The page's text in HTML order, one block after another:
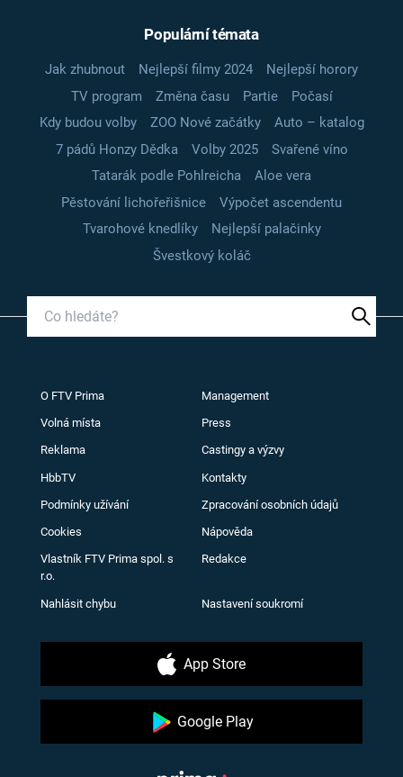
Populární témata
Jak zhubnout Nejlepší filmy 2024
Nejlepší horory
TV program
Změna času Partie
Počasí
Kdy budou volby
ZOO Nové začátky
Auto – katalog
7 pádů Honzy Dědka
Volby 2025
Svařené víno
Tatarák podle Pohlreicha
Aloe vera
Pěstování lichořeřišnice
Výpočet ascendentu
Tvarohové knedlíky
Nejlepší palačinky
Švestkový koláč
O FTV Prima Management
Volná místa Press
Reklama Castingy a výzvy
HbbTV Kontakty
Podmínky užívání Zpracování osobních údajů
Cookies Nápověda
Vlastník FTV Prima spol. s
r.o.
Redakce
Nahlásit chybu Nastavení soukromí
App Store
Google Play